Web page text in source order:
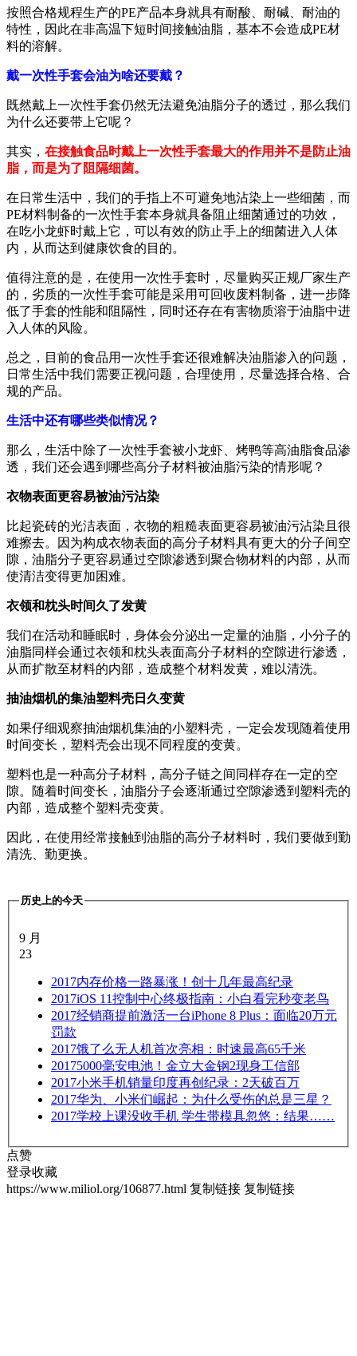
按照合格规程生产的PE产品本身就具有耐酸、耐碱、耐油的
特性，因此在非高温下短时间接触油脂，基本不会造成PE材
料的溶解。
戴一次性手套会油为啥还要戴？
既然戴上一次性手套仍然无法避免油脂分子的透过，那么我们
为什么还要带上它呢？
其实， 在接触食品时戴上一次性手套最大的作用并不是防止油
脂，而是为了阻隔细菌。
在日常生活中，我们的手指上不可避免地沾染上一些细菌，而
PE材料制备的一次性手套本身就具备阻止细菌通过的功效，
在吃小龙虾时戴上它，可以有效的防止手上的细菌进入人体
内，从而达到健康饮食的目的。
值得注意的是，在使用一次性手套时，尽量购买正规厂家生产
的，劣质的一次性手套可能是采用可回收废料制备，进一步降
低了手套的性能和阻隔性，同时还存在有害物质溶于油脂中进
入人体的风险。
总之，目前的食品用一次性手套还很难解决油脂渗入的问题，
日常生活中我们需要正视问题，合理使用，尽量选择合格、合
规的产品。
生活中还有哪些类似情况？
那么，生活中除了一次性手套被小龙虾、烤鸭等高油脂食品渗
透，我们还会遇到哪些高分子材料被油脂污染的情形呢？
衣物表面更容易被油污沾染
比起瓷砖的光洁表面，衣物的粗糙表面更容易被油污沾染且很
难擦去。因为构成衣物表面的高分子材料具有更大的分子间空
隙，油脂分子更容易通过空隙渗透到聚合物材料的内部，从而
使清洁变得更加困难。
衣领和枕头时间久了发黄
我们在活动和睡眠时，身体会分泌出一定量的油脂，小分子的
油脂同样会通过衣领和枕头表面高分子材料的空隙进行渗透，
从而扩散至材料的内部，造成整个材料发黄，难以清洗。
抽油烟机的集油塑料壳日久变黄
如果仔细观察抽油烟机集油的小塑料壳，一定会发现随着使用
时间变长，塑料壳会出现不同程度的变黄。
塑料也是一种高分子材料，高分子链之间同样存在一定的空
隙。随着时间变长，油脂分子会逐渐通过空隙渗透到塑料壳的
内部，造成整个塑料壳变黄。
因此，在使用经常接触到油脂的高分子材料时，我们要做到勤
清洗、勤更换。
历史上的今天
9 月
23
2017内存价格一路暴涨！创十几年最高纪录
2017iOS 11控制中心终极指南：小白看完秒变老鸟
2017经销商提前激活一台iPhone 8 Plus：面临20万元
罚款
2017饿了么无人机首次亮相：时速最高65千米
20175000毫安电池！金立大金钢2现身工信部
2017小米手机销量印度再创纪录：2天破百万
2017华为、小米们崛起：为什么受伤的总是三星？
2017学校上课没收手机 学生带模具忽悠：结果……
点赞
登录收藏
https://www.miliol.org/106877.html 复制链接 复制链接